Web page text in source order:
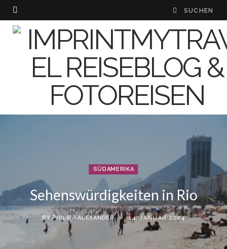
SÜDAMERIKA
Sehenswürdigkeiten in Rio
BY PHILIPP ALEXANDER 14. JANUAR 2024